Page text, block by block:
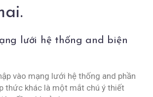
lưới hệ thống and biện
vào mạng lưới hệ thống and phần
thức khác là một mắt chú ý thiết